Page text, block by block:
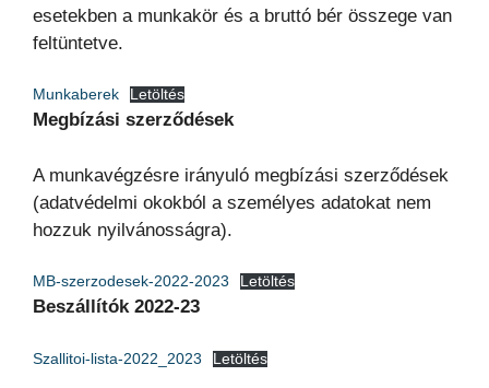
esetekben a munkakör és a bruttó bér összege van
feltüntetve.
Munkaberek Letöltés
Megbízási szerződések
A munkavégzésre irányuló megbízási szerződések
(adatvédelmi okokból a személyes adatokat nem
hozzuk nyilvánosságra).
MB-szerzodesek-2022-2023 Letöltés
Beszállítók 2022-23
Szallitoi-lista-2022_2023 Letöltés